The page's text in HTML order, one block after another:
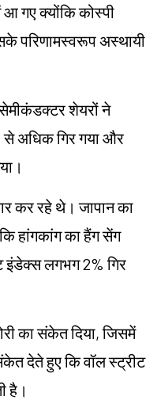
आ गए क्योंकि कोस्पी
परिणामस्वरूप अस्थायी
सेमीकंडक्टर शेयरों ने
से अधिक गिर गया और
कर रहे थे। जापान का
हांगकांग का हैंग सेंग
इंडेक्स लगभग 2% गिर
का संकेत दिया, जिसमें
देते हुए कि वॉल स्ट्रीट
है।